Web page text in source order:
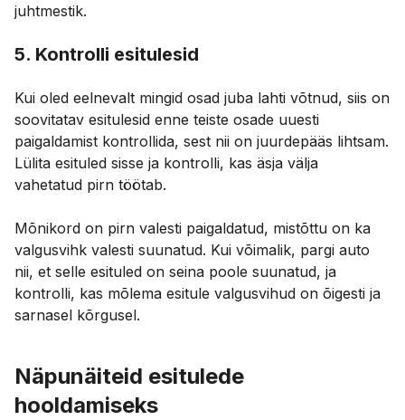
juhtmestik.
5. Kontrolli esitulesid
Kui oled eelnevalt mingid osad juba lahti võtnud, siis on
soovitatav esitulesid enne teiste osade uuesti
paigaldamist kontrollida, sest nii on juurdepääs lihtsam.
Lülita esituled sisse ja kontrolli, kas äsja välja
vahetatud pirn töötab.
Mõnikord on pirn valesti paigaldatud, mistõttu on ka
valgusvihk valesti suunatud. Kui võimalik, pargi auto
nii, et selle esituled on seina poole suunatud, ja
kontrolli, kas mõlema esitule valgusvihud on õigesti ja
sarnasel kõrgusel.
Näpunäiteid esitulede
hooldamiseks